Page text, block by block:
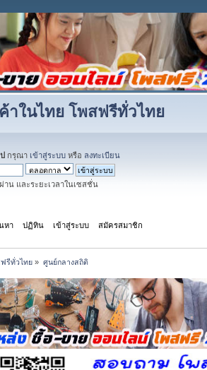
าในไทย โพสฟรีทั่วไทย
กรุณา เข้าสู่ระบบ หรือ ลงทะเบียน
าน และระยะเวลาในเซสชั่น
หา ปฏิทิน เข้าสู่ระบบ สมัครสมาชิก
รีทั่วไทย » ศูนย์กลางสถิติ